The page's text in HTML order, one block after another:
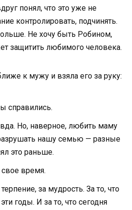
понял, что это уже не
контролировать, подчинять.
Не хочу быть Робином,
защитить любимого человека.
к мужу и взяла его за руку:
справились.
Но, наверное, любить маму
нашу семью — разные
это раньше.
время.
за мудрость. За то, что
годы. И за то, что сегодня